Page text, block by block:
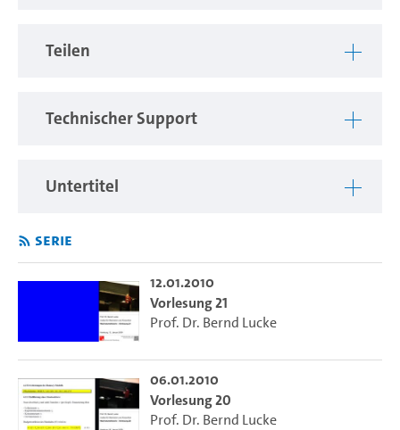
Teilen
Technischer Support
Untertitel
Serie
12.01.2010
Vorlesung 21
Prof. Dr. Bernd Lucke
06.01.2010
Vorlesung 20
Prof. Dr. Bernd Lucke